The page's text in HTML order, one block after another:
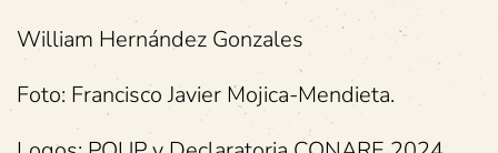
William Hernández Gonzales
Foto: Francisco Javier Mojica-Mendieta.